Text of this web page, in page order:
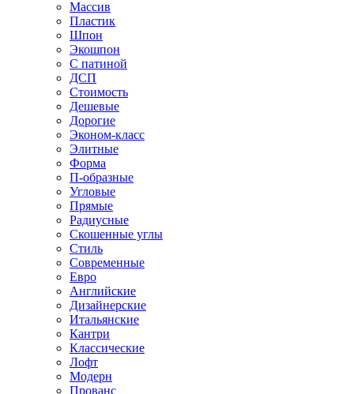
Массив
Пластик
Шпон
Экошпон
С патиной
ДСП
Стоимость
Дешевые
Дорогие
Эконом-класс
Элитные
Форма
П-образные
Угловые
Прямые
Радиусные
Скошенные углы
Стиль
Современные
Евро
Английские
Дизайнерские
Итальянские
Кантри
Классические
Лофт
Модерн
Прованс